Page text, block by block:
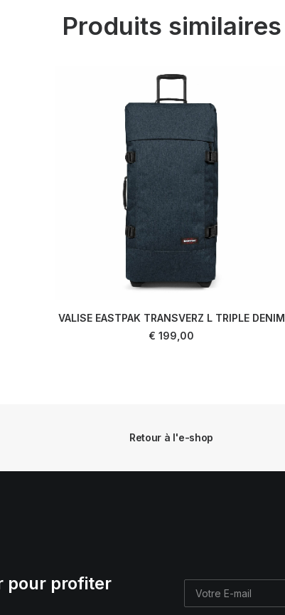
Produits similaires
VALISE EASTPAK TRANSVERZ L TRIPLE DENIM
€ 199,00
Retour à l'e-shop
pour profiter